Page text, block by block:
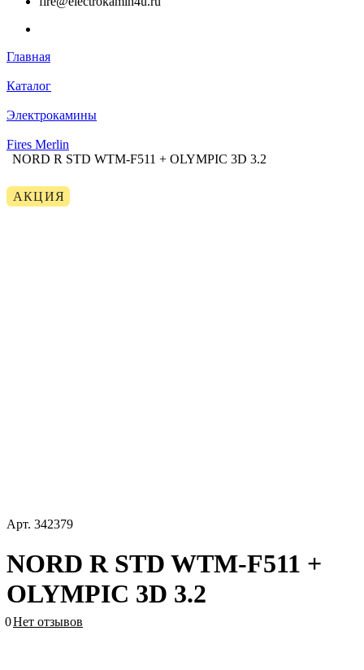
Главная
Каталог
Электрокамины
Fires Merlin
NORD R STD WTM-F511 + OLYMPIC 3D 3.2
АКЦИЯ
Арт. 342379
NORD R STD WTM-F511 +
OLYMPIC 3D 3.2
0Нет отзывов